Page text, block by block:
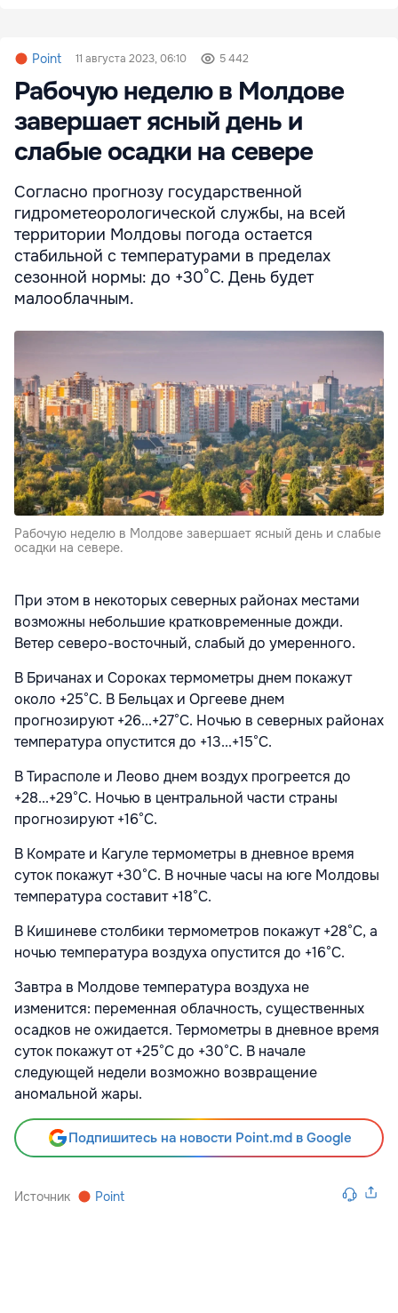
Point 11 августа 2023, 06:10 5 442
Рабочую неделю в Молдове
завершает ясный день и
слабые осадки на севере
Согласно прогнозу государственной
гидрометеорологической службы, на всей
территории Молдовы погода остается
стабильной с температурами в пределах
сезонной нормы: до +30°С. День будет
малооблачным.
Рабочую неделю в Молдове завершает ясный день и слабые
осадки на севере.
При этом в некоторых северных районах местами
возможны небольшие кратковременные дожди.
Ветер северо-восточный, слабый до умеренного.
В Бричанах и Сороках термометры днем покажут
около +25°С. В Бельцах и Оргееве днем
прогнозируют +26...+27°С. Ночью в северных районах
температура опустится до +13...+15°С.
В Тирасполе и Леово днем воздух прогреется до
+28...+29°С. Ночью в центральной части страны
прогнозируют +16°С.
В Комрате и Кагуле термометры в дневное время
суток покажут +30°С. В ночные часы на юге Молдовы
температура составит +18°С.
В Кишиневе столбики термометров покажут +28°С, а
ночью температура воздуха опустится до +16°С.
Завтра в Молдове температура воздуха не
изменится: переменная облачность, существенных
осадков не ожидается. Термометры в дневное время
суток покажут от +25°С до +30°С. В начале
следующей недели возможно возвращение
аномальной жары.
Подпишитесь на новости Point.md в Google
Источник Point